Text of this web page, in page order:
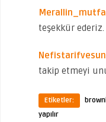
teşekkür ederiz.
takip etmeyi
Etiketler:
yapılır